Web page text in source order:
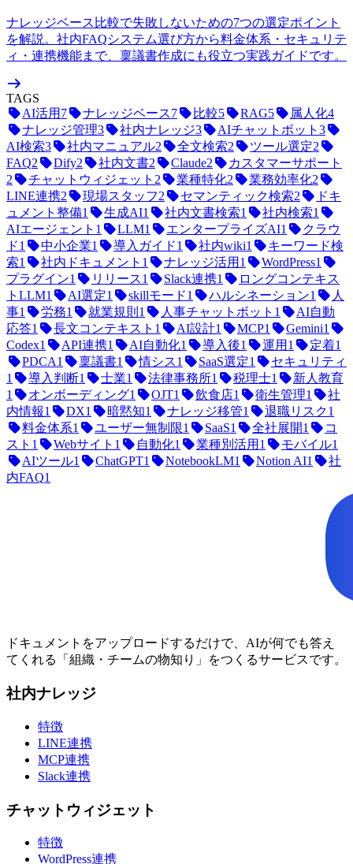
ナレッジベース比較で失敗しないための7つの選定ポイント
を解説。社内FAQシステム選び方から料金体系・セキュリテ
ィ・連携機能まで、稟議書作成にも役立つ実践ガイドです。
TAGS
AI活用 7 ナレッジベース7 比較5 RAG5 属人化4
ナレッジ管理3 社内ナレッジ3 AIチャットボット 3
AI検索3 社内マニュアル2 全文検索2 ツール選定2
FAQ2 Dify2 社内文書2 Claude2
カスタマーサポート
2
チャットウィジェット 2 業種特化2 業務効率化2
LINE連携2 現場スタッフ2 セマンティック検索2
ドキ
ュメント整備1 生成AI1 社内文書検索1 社内検索1
AIエージェント 1 LLM1 エンタープライズAI1
クラウ
ド1 中小企業1 導入ガイド1 社内wiki1
キーワード検
索1 社内ドキュメント 1 ナレッジ活用 1 WordPress1
プラグイン1 リリース1 Slack連携1
ロングコンテキス
トLLM1 AI選定1 skillモード1 ハルシネーション1
人
事1 労務1 就業規則 1 人事チャットボット 1
AI自動
応答1 長文コンテキスト 1 AI設計1 MCP1 Gemini1
Codex1 API連携1 AI自動化1 導入後1 運用 1 定着1
PDCA1 稟議書1 情シス1 SaaS選定1
セキュリティ
1
導入判断1 士業1 法律事務所1 税理士1
新人教育
1
オンボーディング1 OJT1 飲食店1 衛生管理1
社
内情報1 DX1 暗黙知1 ナレッジ移管1 退職リスク1
料金体系1 ユーザー無制限1 SaaS1 全社展開1
コ
スト 1 Webサイト 1 自動化1 業種別活用 1 モバイル1
AIツール1 ChatGPT1 NotebookLM1 Notion AI1
社
内FAQ1
ドキュメントをアップロードするだけで、AIが何でも答え
てくれる「組織・チームの物知り」をつくるサービスです。
社内ナレッジ
特徴
LINE連携
MCP連携
Slack連携
チャットウィジェット
特徴
WordPress連携